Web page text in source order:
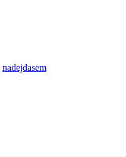
nadejdasem